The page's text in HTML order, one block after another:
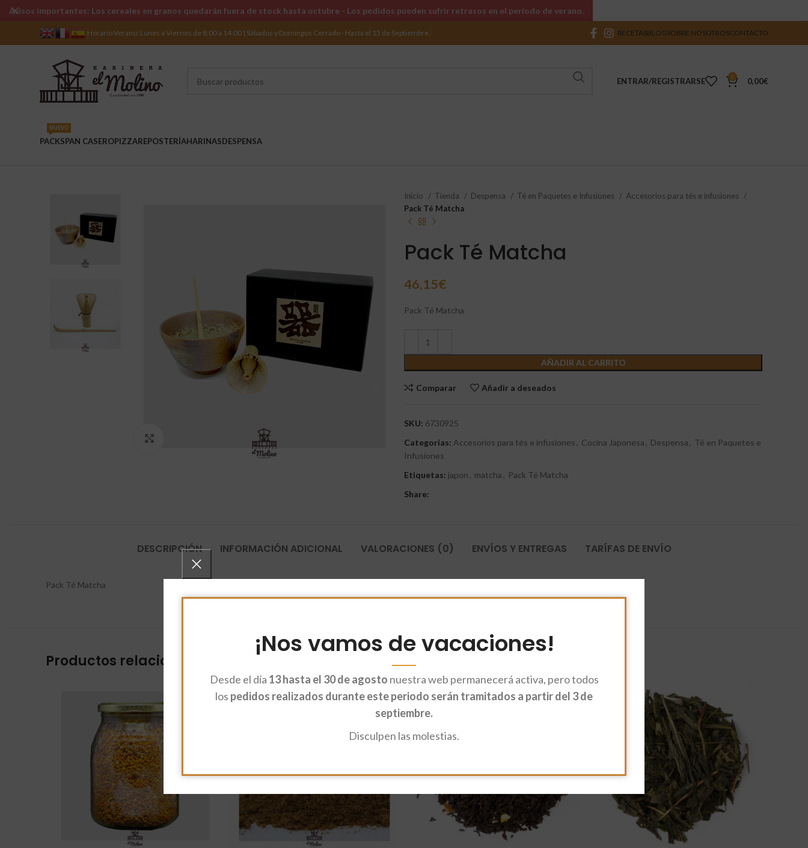
¡Nos vamos de vacaciones!
Desde el día 13 hasta el 30 de agosto nuestra web permanecerá activa, pero todos
los pedidos realizados durante este periodo serán tramitados a partir del 3 de
septiembre.
Disculpen las molestias.
Horario Verano: Lunes a Viernes de 8:00 a 14:00 | Sábados y Domingos Cerrado - Hasta el 15 de Septiembre. RECETASBLOGSOBRE NOSOTROSCONTACTO
ENTRAR/REGISTRARSE 0 0,00€
PACKS
NUEVO
PAN CASEROPIZZAREPOSTERÍAHARINASDESPENSA
Inicio Tienda Despensa Té en Paquetes e Infusiones
Accesorios para tés e infusiones
Pack Té Matcha
Pack Té Matcha
46,15€
Pack Té Matcha
AÑADIR AL CARRITO
Comparar Añadir a deseados
SKU: 6730925
Categorías: Accesorios para tés e infusiones , Cocina Japonesa , Despensa , Té en Paquetes e
Infusiones
Etiquetas: japon , matcha , Pack Té Matcha
Share:
DESCRIPCIÓN INFORMACIÓN ADICIONAL VALORACIONES (0) ENVÍOS Y ENTREGAS TARÍFAS DE ENVÍO
Pack Té Matcha
Productos relacionados
Avisos importantes: Los cereales en granos quedarán fuera de stock hasta octubre - Los pedidos pueden sufrir retrasos en el período de verano.